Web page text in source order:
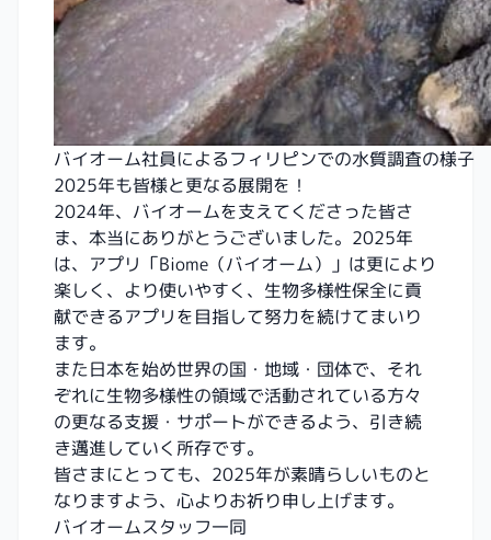
バイオーム社員によるフィリピンでの水質調査の様子
2025年も皆様と更なる展開を！
2024年、バイオームを支えてくださった皆さ
ま、本当にありがとうございました。2025年
は、アプリ「Biome（バイオーム）」は更により
楽しく、より使いやすく、生物多様性保全に貢
献できるアプリを目指して努力を続けてまいり
ます。
また日本を始め世界の国・地域・団体で、それ
ぞれに生物多様性の領域で活動されている方々
の更なる支援・サポートができるよう、引き続
き邁進していく所存です。
皆さまにとっても、2025年が素晴らしいものと
なりますよう、心よりお祈り申し上げます。
バイオームスタッフ一同